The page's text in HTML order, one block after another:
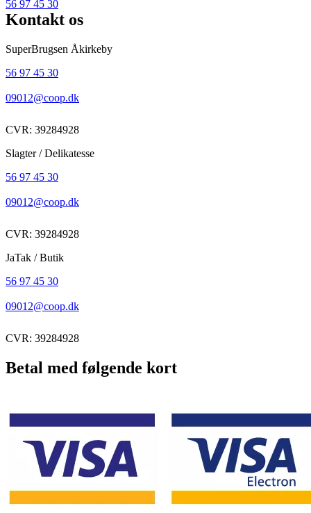
56 97 45 30
Kontakt os
SuperBrugsen Åkirkeby
56 97 45 30
09012@coop.dk
CVR: 39284928
Slagter / Delikatesse
56 97 45 30
09012@coop.dk
CVR: 39284928
JaTak / Butik
56 97 45 30
09012@coop.dk
CVR: 39284928
Betal med følgende kort